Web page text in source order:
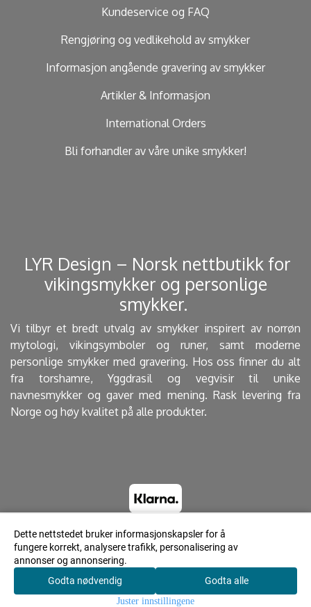
Dette nettstedet bruker informasjonskapsler for å
fungere korrekt, analysere trafikk, personalisering av
annonser og annonsering.
Godta nødvendig
Godta alle
Juster innstillingene
Kundeservice og FAQ
Rengjøring og vedlikehold av smykker
Informasjon angående gravering av smykker
Artikler & Informasjon
International Orders
Bli forhandler av våre unike smykker!
​ LYR Design – Norsk nettbutikk for
vikingsmykker og personlige
smykker. ​
Vi tilbyr et bredt utvalg av smykker inspirert av norrøn
mytologi, vikingsymboler og runer, samt moderne
personlige smykker med gravering. Hos oss finner du alt
fra torshamre, Yggdrasil og vegvisir til unike
navnesmykker og gaver med mening. Rask levering fra
Norge og høy kvalitet på alle produkter.
© 2023 Lyrdesign.no - Powered by Mystore.no